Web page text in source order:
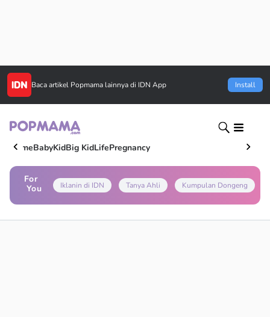
Baca artikel Popmama lainnya di IDN App Install
HomeBabyKidBig KidLifePregnancy
For
You
Iklanin di IDN Tanya Ahli Kumpulan Dongeng